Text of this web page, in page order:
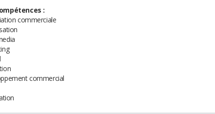
:
commerciale
commercial